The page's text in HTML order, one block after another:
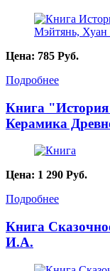
Цена: 785 Руб.
Подробнее
Книга "История
Керамика
Цена: 1 290 Руб.
Подробнее
Книга
И.А.